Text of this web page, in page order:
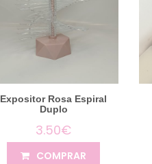
Expositor Rosa Espiral
Duplo
3.50€
COMPRAR